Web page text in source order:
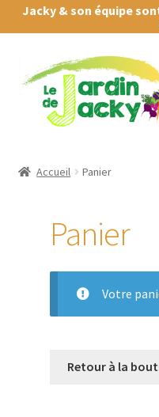
Jacky & son équipe
à
navigation
au
contenu
Mon Producteur
Mon compte
Panier
Accueil Panier
Panier
Votre
Retour à la